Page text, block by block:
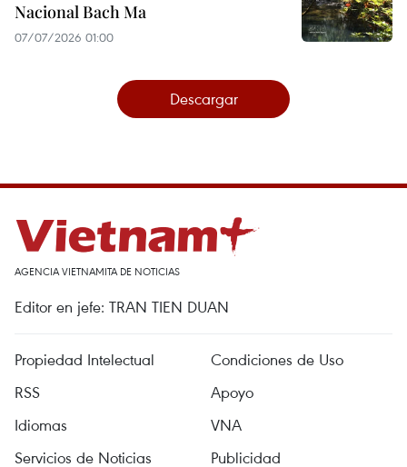
Nacional Bach Ma
07/07/2026 01:00
Descargar
AGENCIA VIETNAMITA DE NOTICIAS
Editor en jefe: TRAN TIEN DUAN
Propiedad Intelectual
Condiciones de Uso
RSS
Apoyo
Idiomas
VNA
Servicios de Noticias
Publicidad